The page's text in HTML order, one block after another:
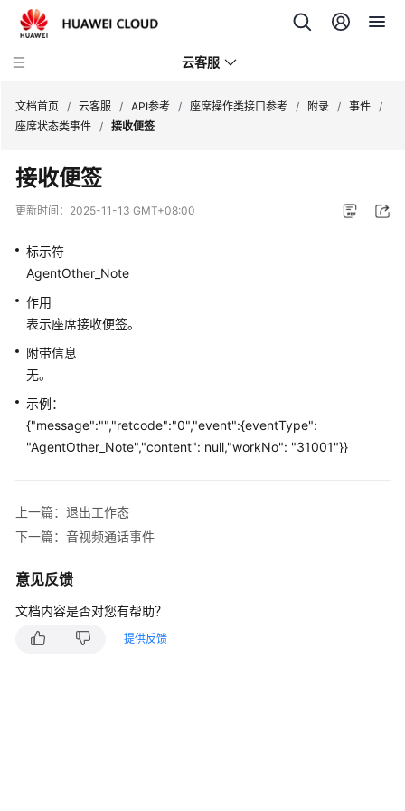
云客服
产
品
介
速
入
门
用
户
指
南
说
明
开
发
指
南
文档首页 / 云客服 / API参考 / 座席操作类接口参考 / 附录 / 事件 /
座席状态类事件 / 接收便签
接收便签
更新时间： 2025-11-13 GMT+08:00
标示符
AgentOther_Note
作用
表示座席接收便签。
附带信息
无。
示例：
{"message":"","retcode":"0","event":{eventType":
"AgentOther_Note","content": null,"workNo": "31001"}}
上一篇：退出工作态
下一篇：音视频通话事件
意见反馈
文档内容是否对您有帮助？
提供反馈